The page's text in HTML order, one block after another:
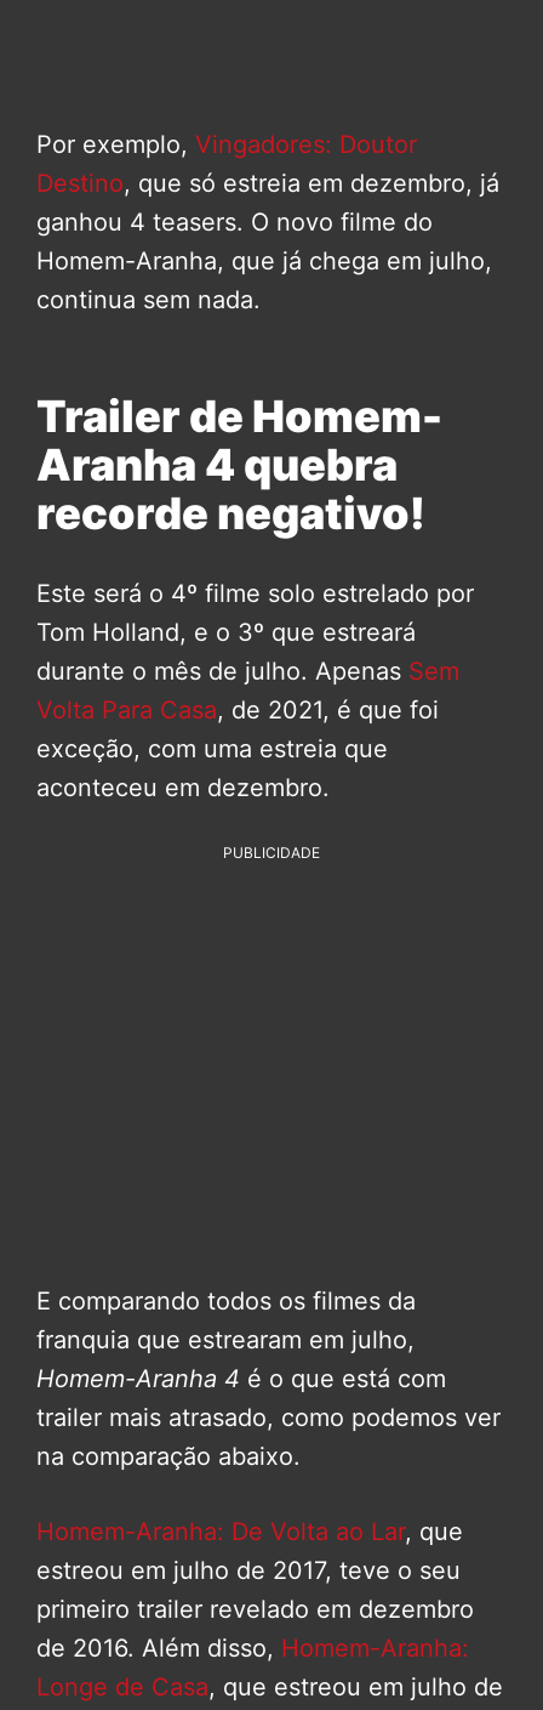
Por exemplo, Vingadores: Doutor
Destino, que só estreia em dezembro, já
ganhou 4 teasers. O novo filme do
Homem-Aranha, que já chega em julho,
continua sem nada.
Trailer de Homem-
Aranha 4 quebra
recorde negativo!
Este será o 4º filme solo estrelado por
Tom Holland, e o 3º que estreará
durante o mês de julho. Apenas Sem
Volta Para Casa, de 2021, é que foi
exceção, com uma estreia que
aconteceu em dezembro.
PUBLICIDADE
E comparando todos os filmes da
franquia que estrearam em julho,
Homem-Aranha 4 é o que está com
trailer mais atrasado, como podemos ver
na comparação abaixo.
Homem-Aranha: De Volta ao Lar, que
estreou em julho de 2017, teve o seu
primeiro trailer revelado em dezembro
de 2016. Além disso, Homem-Aranha:
Longe de Casa, que estreou em julho de